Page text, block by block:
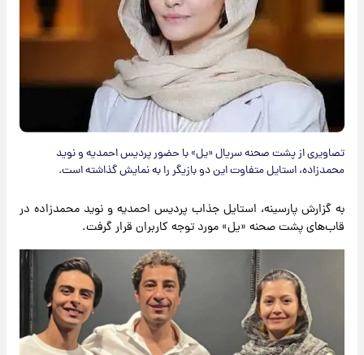
تصاویری از پشت صحنه سریال «یل» با حضور پردیس احمدیه و نوید
محمدزاده، استایل متفاوت این دو بازیگر را به نمایش گذاشته است.
به گزارش پارسینه، استایل جذاب پردیس احمدیه و نوید محمدزاده در
قاب‌های پشت صحنه «یل» مورد توجه کاربران قرار گرفت.